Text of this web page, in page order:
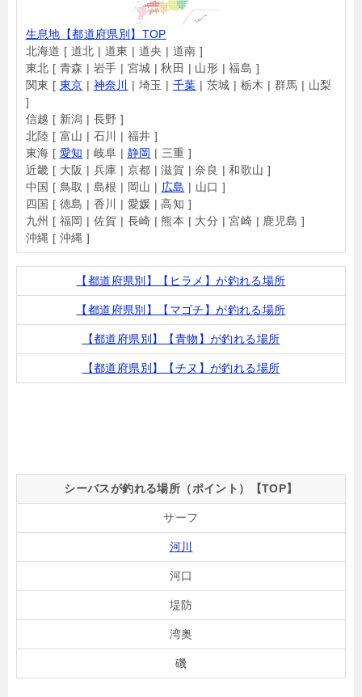
生息地【都道府県別】TOP
北海道 [ 道北 | 道東 | 道央 | 道南 ]
東北 [ 青森 | 岩手 | 宮城 | 秋田 | 山形 | 福島 ]
関東 [ 東京 | 神奈川 | 埼玉 | 千葉 | 茨城 | 栃木 | 群馬 | 山梨
]
信越 [ 新潟 | 長野 ]
北陸 [ 富山 | 石川 | 福井 ]
東海 [ 愛知 | 岐阜 | 静岡 | 三重 ]
近畿 [ 大阪 | 兵庫 | 京都 | 滋賀 | 奈良 | 和歌山 ]
中国 [ 鳥取 | 島根 | 岡山 | 広島 | 山口 ]
四国 [ 徳島 | 香川 | 愛媛 | 高知 ]
九州 [ 福岡 | 佐賀 | 長崎 | 熊本 | 大分 | 宮崎 | 鹿児島 ]
沖縄 [ 沖縄 ]
【都道府県別】【ヒラメ】が釣れる場所
【都道府県別】【マゴチ】が釣れる場所
【都道府県別】【青物】が釣れる場所
【都道府県別】【チヌ】が釣れる場所
シーバスが釣れる場所（ポイント）【TOP】
サーフ
河川
河口
堤防
湾奥
磯